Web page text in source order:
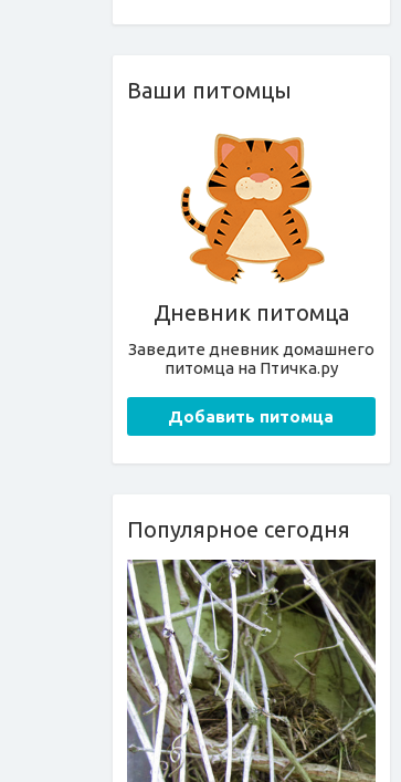
Ваши питомцы
Дневник питомца
Заведите дневник домашнего
питомца на Птичка.ру
Добавить питомца
Популярное сегодня